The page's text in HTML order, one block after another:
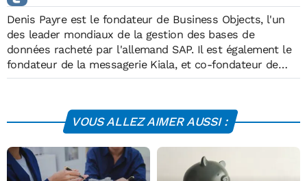
Denis Payre est le fondateur de Business Objects, l'un
des leader mondiaux de la gestion des bases de
données racheté par l'allemand SAP. Il est également le
fondateur de la messagerie Kiala, et co-fondateur de
Croissance Plus dont il a aussi été président.
VOUS ALLEZ AIMER AUSSI :